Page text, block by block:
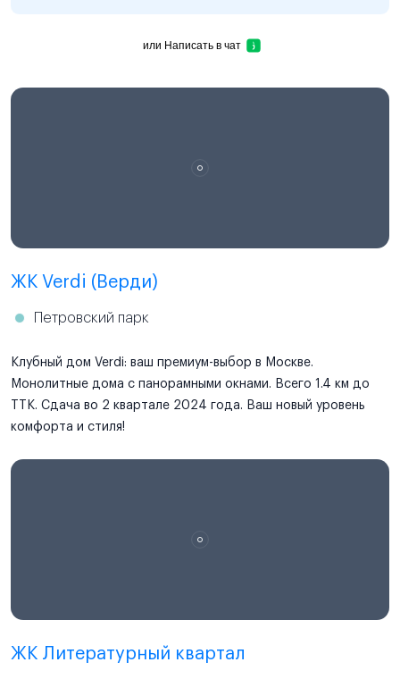
или Написать в чат
ЖК Verdi (Верди)
Петровский парк
Клубный дом Verdi: ваш премиум-выбор в Москве.
Монолитные дома с панорамными окнами. Всего 1.4 км до
ТТК. Сдача во 2 квартале 2024 года. Ваш новый уровень
комфорта и стиля!
ЖК Литературный квартал